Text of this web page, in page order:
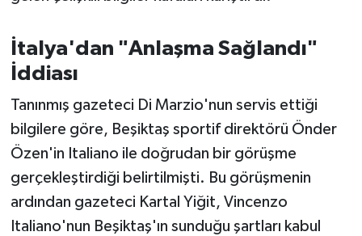
İtalya'dan "Anlaşma Sağlandı"
İddiası
Tanınmış gazeteci Di Marzio'nun servis ettiği
bilgilere göre, Beşiktaş sportif direktörü Önder
Özen'in Italiano ile doğrudan bir görüşme
gerçekleştirdiği belirtilmişti. Bu görüşmenin
ardından gazeteci Kartal Yiğit, Vincenzo
Italiano'nun Beşiktaş'ın sunduğu şartları kabul
Manyas
OLAY
OTOMOTİV
Resmi İlanlar
SAĞLIK